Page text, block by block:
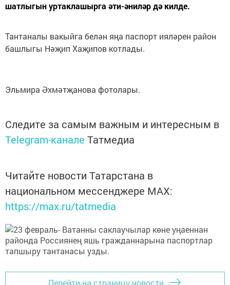
шатлыгын уртаклашырга әти-әниләр дә килде.
Тантаналы вакыйга белән яңа паспорт ияләрен район
башлыгы Нәҗип Хаҗипов котлады.
Эльмира Әхмәтҗанова фотолары.
Следите за самым важным и интересным в
Telegram-канале Татмедиа
Читайте новости Татарстана в
национальном мессенджере MАХ:
https://max.ru/tatmedia
Перейти на страницу новости